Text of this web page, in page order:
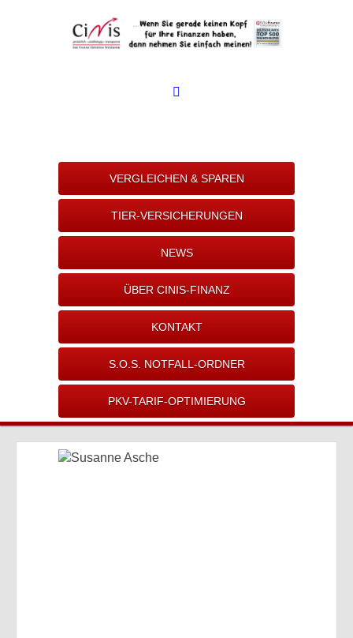
VERGLEICHEN & SPAREN
TIER-VERSICHERUNGEN
NEWS
ÜBER CINIS-FINANZ
KONTAKT
S.O.S. NOTFALL-ORDNER
PKV-TARIF-OPTIMIERUNG